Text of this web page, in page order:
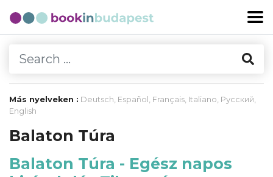
Más nyelveken : Deutsch, Español , Français, Italiano, Русский,
English
Balaton Túra
Balaton Túra - Egész napos